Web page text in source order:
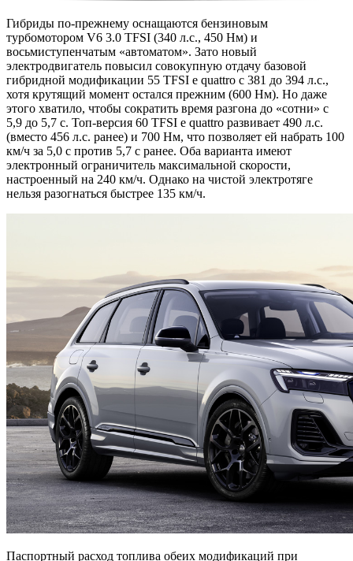
Гибриды по-прежнему оснащаются бензиновым
турбомотором V6 3.0 TFSI (340 л.с., 450 Нм) и
восьмиступенчатым «автоматом». Зато новый
электродвигатель повысил совокупную отдачу базовой
гибридной модификации 55 TFSI e quattro с 381 до 394 л.с.,
хотя крутящий момент остался прежним (600 Нм). Но даже
этого хватило, чтобы сократить время разгона до «сотни» с
5,9 до 5,7 с. Топ-версия 60 TFSI e quattro развивает 490 л.с.
(вместо 456 л.с. ранее) и 700 Нм, что позволяет ей набрать 100
км/ч за 5,0 с против 5,7 с ранее. Оба варианта имеют
электронный ограничитель максимальной скорости,
настроенный на 240 км/ч. Однако на чистой электротяге
нельзя разогнаться быстрее 135 км/ч.
Паспортный расход топлива обеих модификаций при